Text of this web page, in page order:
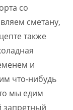
со
сметану,
также
и
что-нибудь
мы едим
запретный